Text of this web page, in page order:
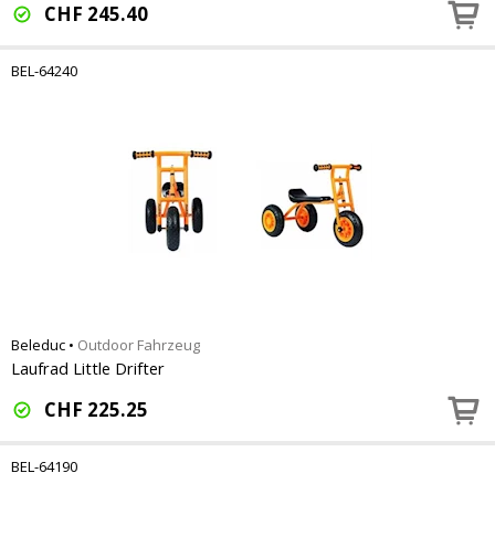
CHF 245.40
BEL-64240
Beleduc • Outdoor Fahrzeug
Laufrad Little Drifter
CHF 225.25
BEL-64190